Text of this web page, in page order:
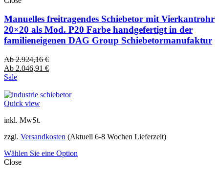
Manuelles freitragendes Schiebetor mit Vierkantrohr
20×20 als Mod. P20 Farbe handgefertigt in der
familieneigenen DAG Group Schiebetormanufaktur
Ab2.924,16€
Ab 2.046,91 €
Sale
Quick view
inkl. MwSt.
zzgl. Versandkosten (Aktuell 6-8 Wochen Lieferzeit)
Wählen Sie eine Option
Close